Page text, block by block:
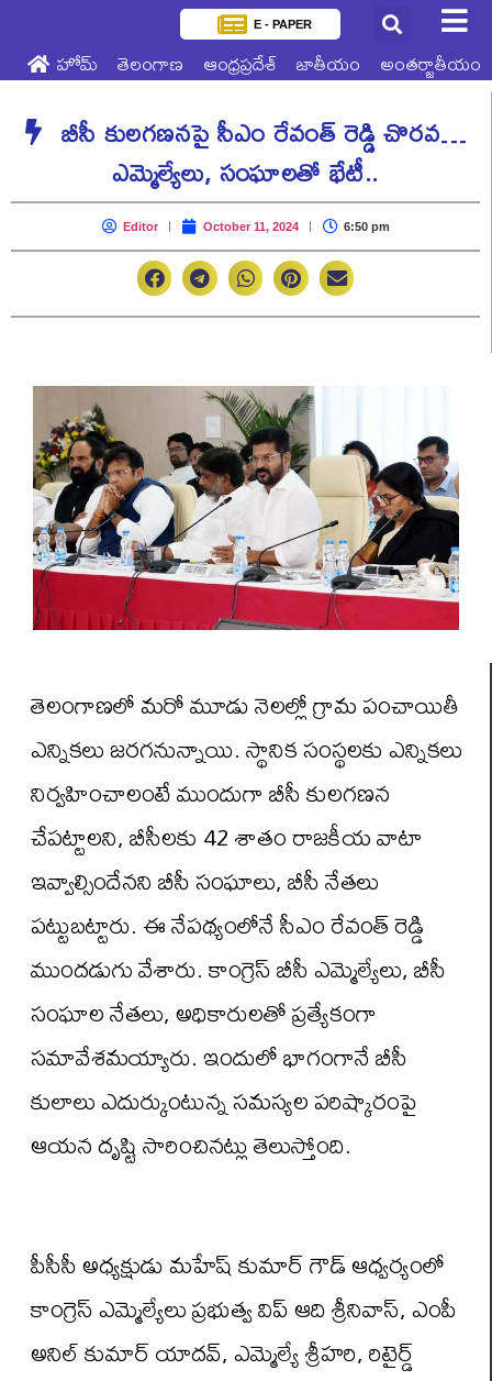
E - PAPER
హోమ్ తెలంగాణ ఆంధ్రప్రదేశ్ జాతీయం అంతర్జాతీయం
బీసీ కులగణనపై సీఎం రేవంత్ రెడ్డి చొరవ…
ఎమ్మెల్యేలు, సంఘాలతో భేటీ..
Editor October 11, 2024 6:50 pm
తెలంగాణలో మరో మూడు నెలల్లో గ్రామ పంచాయితీ
ఎన్నికలు జరగనున్నాయి. స్థానిక సంస్థలకు ఎన్నికలు
నిర్వహించాలంటే ముందుగా బీసీ కులగణన
చేపట్టాలని, బీసీలకు 42 శాతం రాజకీయ వాటా
ఇవ్వాల్సిందేనని బీసీ సంఘాలు, బీసీ నేతలు
పట్టుబట్టారు. ఈ నేపథ్యంలోనే సీఎం రేవంత్ రెడ్డి
ముందడుగు వేశారు. కాంగ్రెస్ బీసీ ఎమ్మెల్యేలు, బీసీ
సంఘాల నేతలు, అధికారులతో ప్రత్యేకంగా
సమావేశమయ్యారు. ఇందులో భాగంగానే బీసీ
కులాలు ఎదుర్కుంటున్న సమస్యల పరిష్కారంపై
ఆయన దృష్టి సారించినట్లు తెలుస్తోంది.
పీసీసీ అధ్యక్షుడు మహేష్ కుమార్ గౌడ్ ఆధ్వర్యంలో
కాంగ్రెస్ ఎమ్మెల్యేలు ప్రభుత్వ విప్ ఆది శ్రీనివాస్, ఎంపీ
అనిల్ కుమార్ యాదవ్, ఎమ్మెల్యే శ్రీహరి, రిటైర్డ్